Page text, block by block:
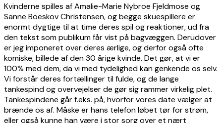
Kvinderne spilles af Amalie-Marie Nybroe Fjeldmose og
Sanne Boeskov Christensen, og begge skuespillere er
enormt dygtige til at time deres spil og reaktioner, ud fra
den tekst som publikum får vist på bagvæggen. Derudover
er jeg imponeret over deres ærlige, og derfor også ofte
komiske, billede af den 30 årige kvinde. Det gør, at vi er
100% med dem, da vi med tydelighed kan genkende os selv.
Vi forstår deres fortællinger til fulde, og de lange
tankespind og overvejelser de gør sig rammer virkelig plet.
Tankespindene går f.eks. på, hvorfor vores date vælger at
brænde os af. Måske er hans telefon løbet tør for strøm,
eller også kunne han være i stor sorg over et nært